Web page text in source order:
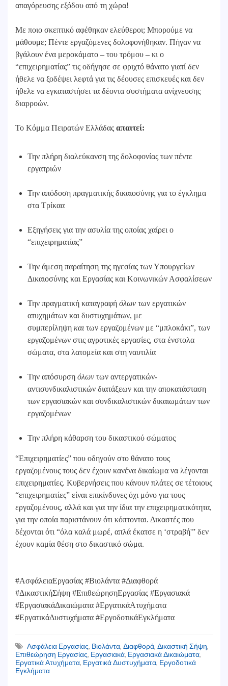
απαγόρευσης εξόδου από τη χώρα!
Με ποιο σκεπτικό αφέθηκαν ελεύθεροι; Μπορούμε να
μάθουμε; Πέντε εργαζόμενες δολοφονήθηκαν. Πήγαν να
βγάλουν ένα μεροκάματο – του τρόμου – κι ο
“επιχειρηματίας” τις οδήγησε σε φριχτό θάνατο γιατί δεν
ήθελε να ξοδέψει λεφτά για τις δέουσες επισκευές και δεν
ήθελε να εγκαταστήσει τα δέοντα συστήματα ανίχνευσης
διαρροών.
Το Κόμμα Πειρατών Ελλάδας απαιτεί:
Την πλήρη διαλεύκανση της δολοφονίας των πέντε
εργατριών
Την απόδοση πραγματικής δικαιοσύνης για το έγκλημα
στα Τρίκαα
Εξηγήσεις για την ασυλία της οποίας χαίρει ο
“επιχειρηματίας”
Την άμεση παραίτηση της ηγεσίας των Υπουργείων
Δικαιοσύνης και Εργασίας και Κοινωνικών Ασφαλίσεων
Την πραγματική καταγραφή όλων των εργατικών
ατυχημάτων και δυστυχημάτων, με
συμπερίληψη και των εργαζομένων με “μπλοκάκι”, των
εργαζομένων στις αγροτικές εργασίες, στα ένστολα
σώματα, στα λατομεία και στη ναυτιλία
Την απόσυρση όλων των αντεργατικών-
αντισυνδικαλιστικών διατάξεων και την αποκατάσταση
των εργασιακών και συνδικαλιστικών δικαιωμάτων των
εργαζομένων
Την πλήρη κάθαρση του δικαστικού σώματος
“Επιχειρηματίες” που οδηγούν στο θάνατο τους
εργαζομένους τους δεν έχουν κανένα δικαίωμα να λέγονται
επιχειρηματίες. Κυβερνήσεις που κάνουν πλάτες σε τέτοιους
“επιχειρηματίες” είναι επικίνδυνες όχι μόνο για τους
εργαζομένους, αλλά και για την ίδια την επιχειρηματικότητα,
για την οποία παριστάνουν ότι κόπτονται. Δικαστές που
δέχονται ότι “όλα καλά μωρέ, απλά έκατσε η ‘στραβή'” δεν
έχουν καμία θέση στο δικαστικό σώμα.
#ΑσφάλειαΕργασίας #Βιολάντα #Διαφθορά
#ΔικαστικήΣήψη #ΕπιθεώρησηΕργασίας #Εργασιακά
#ΕργασιακάΔικαιώματα #ΕργατικάΑτυχήματα
#ΕργατικάΔυστυχήματα #ΕργοδοτικάΕγκλήματα
Ασφάλεια Εργασίας, Βιολάντα, Διαφθορά, Δικαστική Σήψη,
Επιθεώρηση Εργασίας, Εργασιακά, Εργασιακά Δικαιώματα,
Εργατικά Ατυχήματα, Εργατικά Δυστυχήματα, Εργοδοτικά
Εγκλήματα